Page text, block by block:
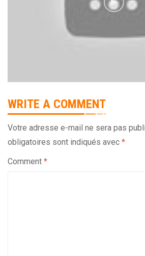
WRITE A COMMENT
Votre adresse e-mail ne sera pas
obligatoires sont indiqués avec *
Comment *